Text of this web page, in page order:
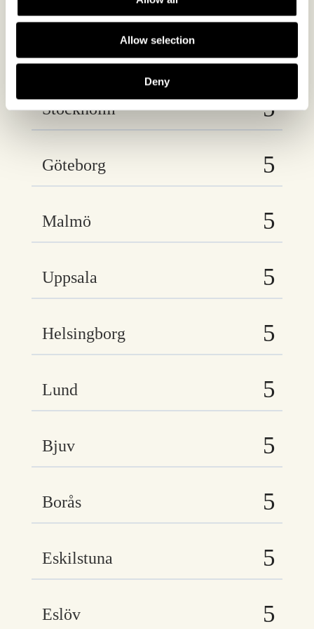
Allow selection
Deny
Vi finns på följande orter
Stockholm
Göteborg
Malmö
Uppsala
Helsingborg
Lund
Bjuv
Borås
Eskilstuna
Eslöv